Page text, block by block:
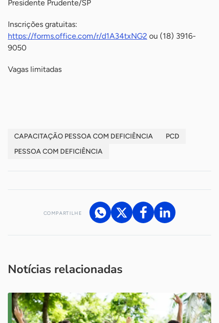
Presidente Prudente/SP
Inscrições gratuitas:
https://forms.office.com/r/d1A34txNG2 ou (18) 3916-
9050
Vagas limitadas
CAPACITAÇÃO PESSOA COM DEFICIÊNCIA
PCD
PESSOA COM DEFICIÊNCIA
COMPARTILHE
Notícias relacionadas